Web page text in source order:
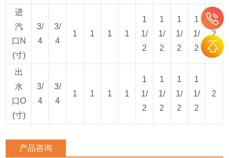
进
汽
口N
(寸)
3/
4
3/
4
1 1 1 1
1
1/
2
1
1/
2
1
1/
2
1
1/
2
2
出
水
口O
(寸)
3/
4
3/
4
1 1 1 1
1
1/
2
1
1/
2
1
1/
2
1
1/
2
2
产品咨询